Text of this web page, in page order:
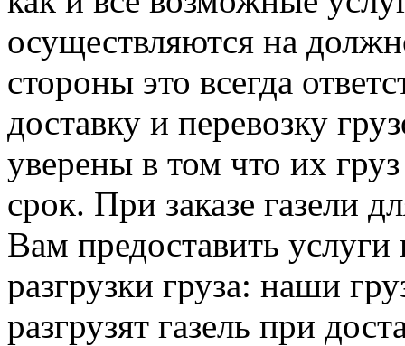
осуществляются на
стороны это всегда
доставку и перевозку
уверены в том что их
срок. При заказе газели
Вам предоставить услуги
разгрузки груза: наши
разгрузят газель при